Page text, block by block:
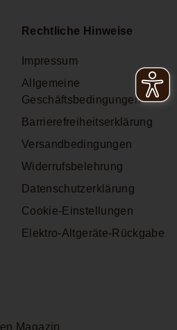
Rechtliche Hinweise
Impressum
Allgemeine
Geschäftsbedingungen
Barrierefreiheitserklärung
Versandbedingungen
Widerrufsbelehrung
Datenschutzerklärung
Cookie-Einstellungen
Elektro-Altgeräte-Rückgabe
Magazin